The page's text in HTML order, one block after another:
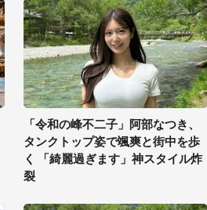
「令和の峰不二子」阿部なつき、
タンクトップ姿で颯爽と街中を歩
く 「綺麗過ぎます」神スタイル炸
裂